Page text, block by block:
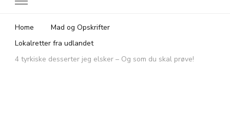
Home
Mad og Opskrifter
Lokalretter fra udlandet
4 tyrkiske desserter jeg elsker – Og som du skal prøve!